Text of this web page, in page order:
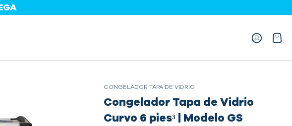
CONGELADOR TAPA DE VIDRIO
Congelador Tapa de Vidrio
Curvo 6 pies³ | Modelo GS